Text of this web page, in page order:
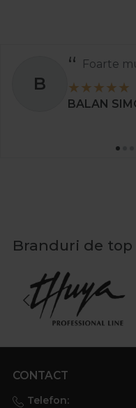
B
Foarte
BALAN
Branduri de top
CONTACT
Telefon: